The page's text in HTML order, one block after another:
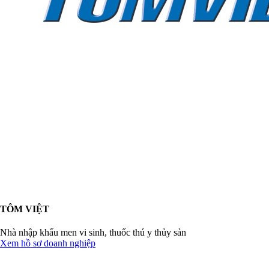
TÔM VIỆT
Nhà nhập khẩu men vi sinh, thuốc thú y thủy sản
Xem hồ sơ doanh nghiệp